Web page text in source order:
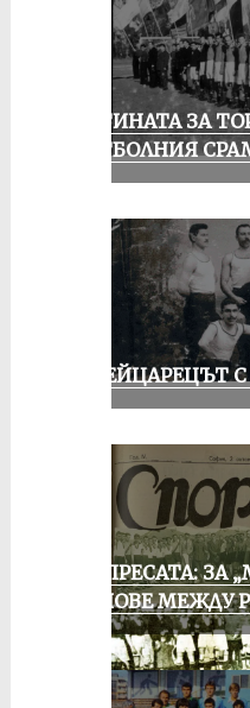
ИСТИНАТА ЗА
ФУТБОЛНИЯ
ШВЕЙЦАРЕЦЪТ С
ОТ ПРЕСАТА: ЗА
МАЧОВЕ МЕЖДУ